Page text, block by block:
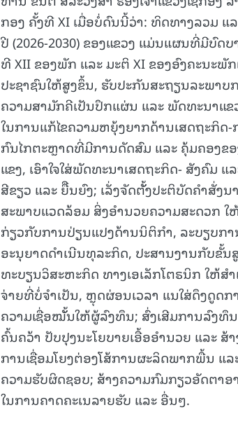
ກອງ ຄັ້ງທີ XI ເມື່ອບໍ່ດົນນີ້ວ່າ: ທິດທາງລວມ
ປີ (2026-2030) ຂອງແຂວງ ແມ່ນແຜນທີ່ມີບົ
ທີ XII ຂອງພັກ ແລະ ມະຕິ XI ຂອງອົງຄະນະພັ
ປະຊາຊົນໃຫ້ສູງຂຶ້ນ, ຮັບປະກັນສະຖຽນລະພ
ຄວາມສາມັກຄີເປັນປຶກແຜ່ນ ແລະ ພັດທະນາແ
ໃນການແກ້ໄຂຄວາມຫຍຸ້ງຍາກດ້ານເສດຖະກິດ
ກົນໄກຕະຫຼາດທີ່ມີການດັດສົມ ແລະ ຄຸ້ມຄອງຂ
ແຂງ, ເອົາໃຈໃສ່ພັດທະນາເສດຖະກິດ- ສັງຄົມ
ສີຂຽວ ແລະ ຍືືນຍົງ; ເລັ່ງຈັດຕັັ້ງປະຕິບັດຄໍາສັ່ງ
ສະພາບແວດລ້ອມ ສິ່ງອໍານວຍຄວາມສະດວກ
ກ່ຽວກັບການປ່ຽນແປງດ້ານນິຕິກໍາ, ລະບຽບກ
ອະນຸຍາດດໍາເນີນທຸລະກິດ, ປະສານງານກັບຂັ້
ທະບຽນວິສະຫະກິດ ທາງເອເລັກໂຕຣນິກ ໃຫ້ສໍ
ຈ່າຍທີ່ບໍ່ຈໍາເປັນ, ຫຼຸດຜ່ອນເວລາ ແນໃສ່ດຶງດູດ
ຄວາມເຊື່ອໝັັ້ນໃຫ້ຜູ້ລົງທຶນ; ສົ່ງເສີມການລົງ
ຄົ້ນຄວ້າ ປັບປຸງນະໂຍບາຍເອື້ອອໍານວຍ ແລະ
ການເຊື່ອມໂຍງຕ່ອງໂສ້ການຜະລິດພາກພື້ນ ແ
ຄວາມຮັບຜິດຊອບ; ສ້າງຄວາມກົມກຽວອັດຕາ
ໃນການຄາດຄະເນລາຍຮັບ ແລະ ອື່ນໆ.